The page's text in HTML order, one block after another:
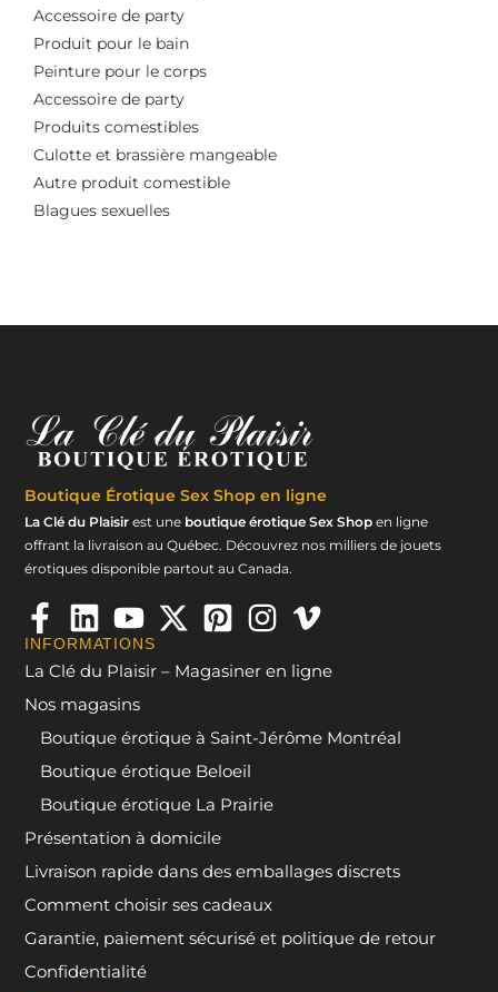
Accessoire de party
Produit pour le bain
Peinture pour le corps
Accessoire de party
Produits comestibles
Culotte et brassière mangeable
Autre produit comestible
Blagues sexuelles
Boutique Érotique Sex Shop en ligne
La Clé du Plaisir est une boutique érotique Sex Shop en ligne
offrant la livraison au Québec. Découvrez nos milliers de jouets
érotiques disponible partout au Canada.
INFORMATIONS
La Clé du Plaisir – Magasiner en ligne
Nos magasins
Boutique érotique à Saint-Jérôme Montréal
Boutique érotique Beloeil
Boutique érotique La Prairie
Présentation à domicile
Livraison rapide dans des emballages discrets
Comment choisir ses cadeaux
Garantie, paiement sécurisé et politique de retour
Confidentialité